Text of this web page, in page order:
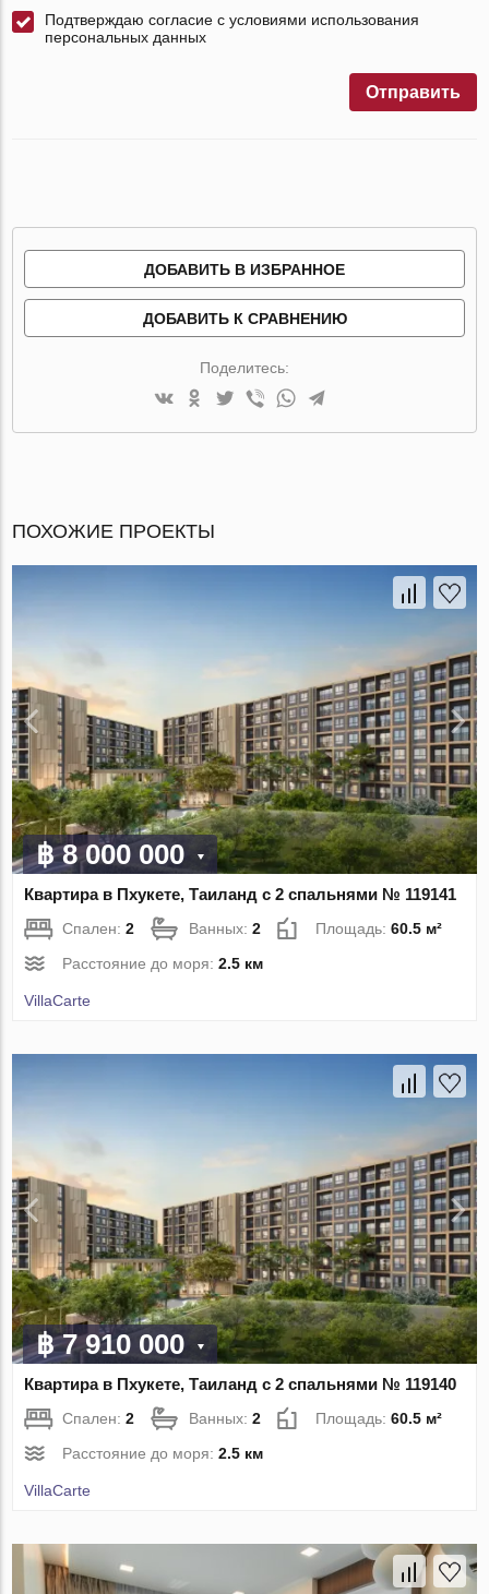
Подтверждаю согласие с условиями использования
персональных данных
Отправить
ДОБАВИТЬ В ИЗБРАННОЕ
ДОБАВИТЬ К СРАВНЕНИЮ
Поделитесь:
ПОХОЖИЕ ПРОЕКТЫ
฿ 8 000 000
Квартира в Пхукете, Таиланд с 2 спальнями № 119141
Спален:2 Ванных:2 Площадь:60.5 м²
Расстояние до моря:2.5 км
VillaСarte
฿ 7 910 000
Квартира в Пхукете, Таиланд с 2 спальнями № 119140
Спален:2 Ванных:2 Площадь:60.5 м²
Расстояние до моря:2.5 км
VillaСarte